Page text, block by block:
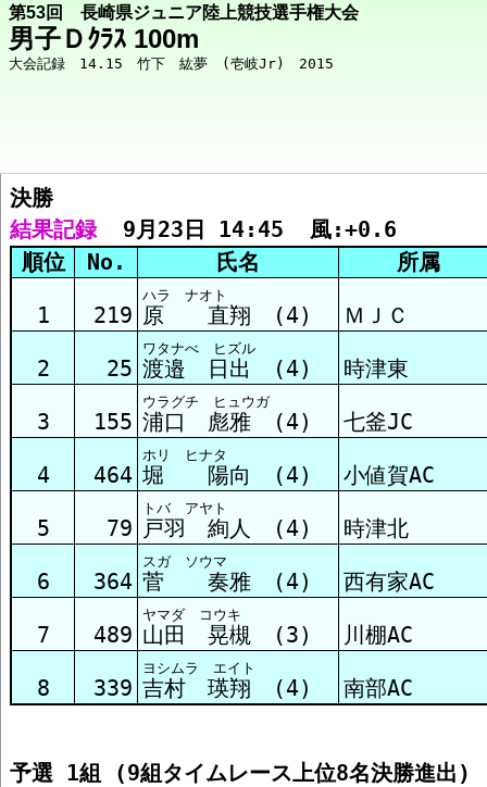
第53回 長崎県ジュニア陸上競技選手権大会
男子Ｄｸﾗｽ 100m
競技メニューへ
決勝 結果
予選1組 結果
予選2組 結果
予選3組 結果
予選4組 結果
予選5組 結果
予選6組 結果
決勝
結果記録
  9月23日 14:45  風:+0.6
順位
No. 氏名 所属
1 219
ハラ ナオト
原 直翔 (4) ＭＪＣ
2 25
ワタナべ ヒズル
渡邉 日出 (4) 時津東
3 155
ウラグチ ヒュウガ
浦口 彪雅 (4) 七釜JC
4 464
ホリ ヒナタ
堀 陽向 (4) 小値賀AC
5 79
トバ アヤト
戸羽 絢人 (4) 時津北
6 364
スガ ソウマ
菅 奏雅 (4) 西有家AC
7 489
ヤマダ コウキ
山田 晃槻 (3) 川棚AC
8 339
ヨシムラ エイト
吉村 瑛翔 (4) 南部AC
予選 1組 (9組タイムレース上位8名決勝進出)